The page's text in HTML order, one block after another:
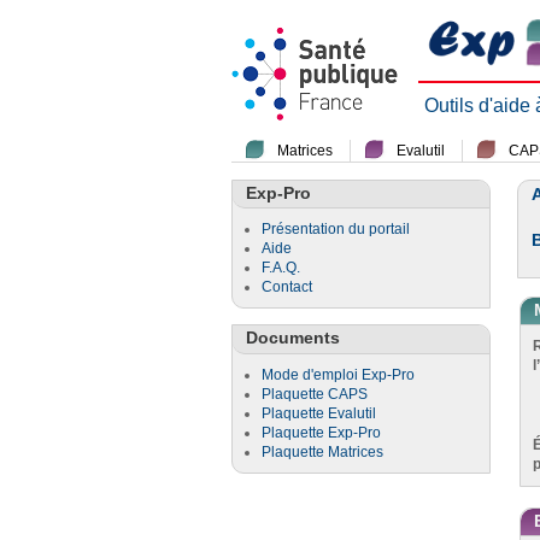
Outils d'aide
Matrices Evalutil
Exp-Pro
Présentation du portail
Aide
F.A.Q.
Contact
Documents
Mode d'emploi Exp-Pro
Plaquette CAPS
Plaquette Evalutil
Plaquette Exp-Pro
Plaquette Matrices